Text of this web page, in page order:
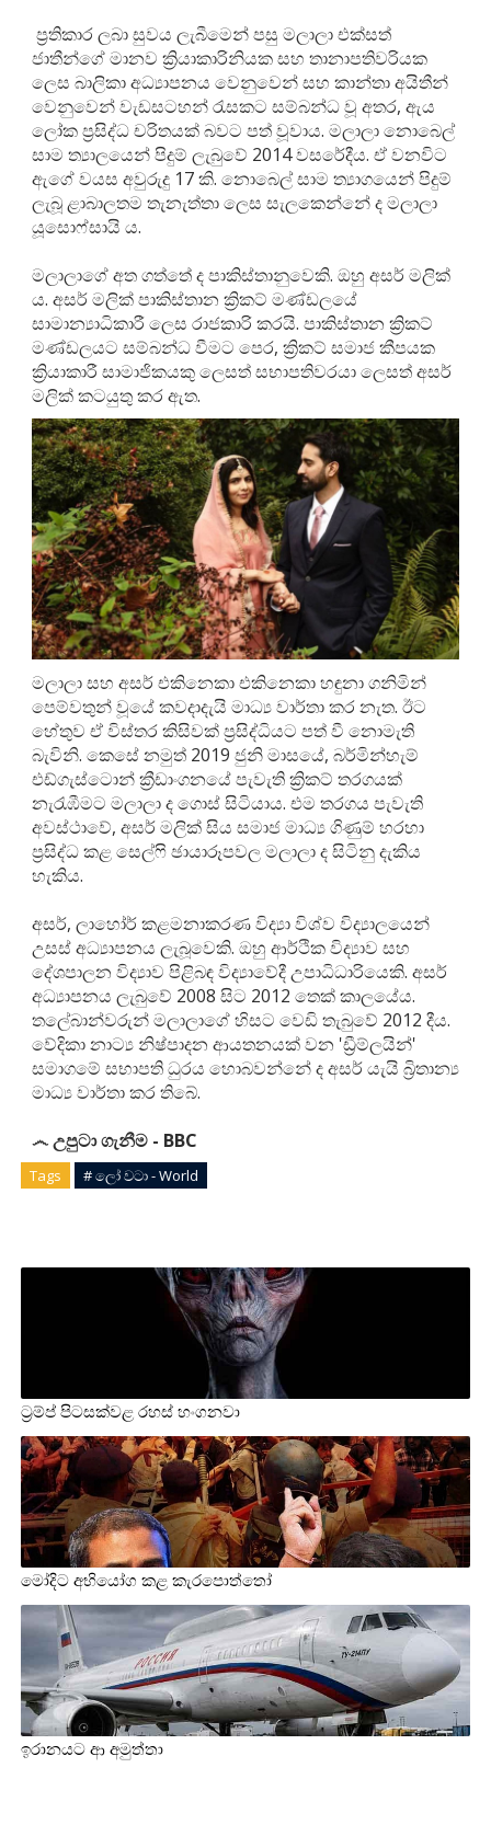
ප්‍රතිකාර ලබා සුවය ලැබීමෙන් පසු මලාලා එක්සත්
ජාතීන්ගේ මානව ක්‍රියාකාරිනියක සහ තානාපතිවරියක
ලෙස බාලිකා අධ්‍යාපනය වෙනුවෙන් සහ කාන්තා අයිතීන්
වෙනුවෙන් වැඩසටහන් රැසකට සම්බන්ධ වූ අතර, ඇය
ලෝක ප්‍රසිද්ධ චරිතයක් බවට පත් වූවාය. මලාලා නොබෙල්
සාම ත්‍යාලයෙන් පිදුම් ලැබුවේ 2014 වසරේදීය. ඒ වනවිට
ඇගේ වයස අවුරුදු 17 කි. නොබෙල් සාම ත්‍යාගයෙන් පිදුම්
ලැබූ ළාබාලතම තැනැත්තා ලෙස සැලකෙන්නේ ද මලාලා
යූසොෆ්සායි ය.
මලාලාගේ අත ගත්තේ ද පාකිස්තානුවෙකි. ඔහු අසර් මලික්
ය. අසර් මලික් පාකිස්තාන ක්‍රිකට් මණ්ඩලයේ
සාමාන්‍යාධිකාරී ලෙස රාජකාරි කරයි. පාකිස්තාන ක්‍රිකට්
මණ්ඩලයට සම්බන්ධ වීමට පෙර, ක්‍රිකට් සමාජ කීපයක
ක්‍රියාකාරී සාමාජිකයකු ලෙසත් සභාපතිවරයා ලෙසත් අසර්
මලික් කටයුතු කර ඇත.
මලාලා සහ අසර් එකිනෙකා එකිනෙකා හඳුනා ගනිමින්
පෙම්වතුන් වූයේ කවදාදැයි මාධ්‍ය වාර්තා කර නැත. ඊට
හේතුව ඒ විස්තර කිසිවක් ප්‍රසිද්ධියට පත් වී නොමැති
බැවිනි. කෙසේ නමුත් 2019 ජුනි මාසයේ, බර්මින්හැම්
එඩ්ගැස්ටොන් ක්‍රීඩාංගනයේ පැවැති ක්‍රිකට් තරගයක්
නැරැඹීමට මලාලා ද ගොස් සිටියාය. එම තරගය පැවැති
අවස්ථාවේ, අසර් මලික් සිය සමාජ මාධ්‍ය ගිණුම් හරහා
ප්‍රසිද්ධ කළ සෙල්ෆි ඡායාරූපවල මලාලා ද සිටිනු දැකිය
හැකිය.
අසර්, ලාහෝර් කළමනාකරණ විද්‍යා විශ්ව විද්‍යාලයෙන්
උසස් අධ්‍යාපනය ලැබූවෙකි. ඔහු ආර්ථික විද්‍යාව සහ
දේශපාලන විද්‍යාව පිළිබඳ විද්‍යාවේදී උපාධිධාරියෙකි. අසර්
අධ්‍යාපනය ලැබුවේ 2008 සිට 2012 තෙක් කාලයේය.
තලේබාන්වරුන් මලාලාගේ හිසට වෙඩි තැබුවේ 2012 දීය.
වේදිකා නාට්‍ය නිෂ්පාදන ආයතනයක් වන 'ඩ්‍රීම්ලයින්'
සමාගමේ සභාපති ධුරය හොබවන්නේ ද අසර් යැයි බ්‍රිතාන්‍ය
මාධ්‍ය වාර්තා කර තිබේ.
෴ උපුටා ගැනීම - BBC
Tags # ලෝ වටා - World
ට්‍රම්ප් පිටසක්වළ රහස් හංගනවා
මෝදිට අභියෝග කළ කැරපොත්තෝ
ඉරානයට ආ අමුත්තා